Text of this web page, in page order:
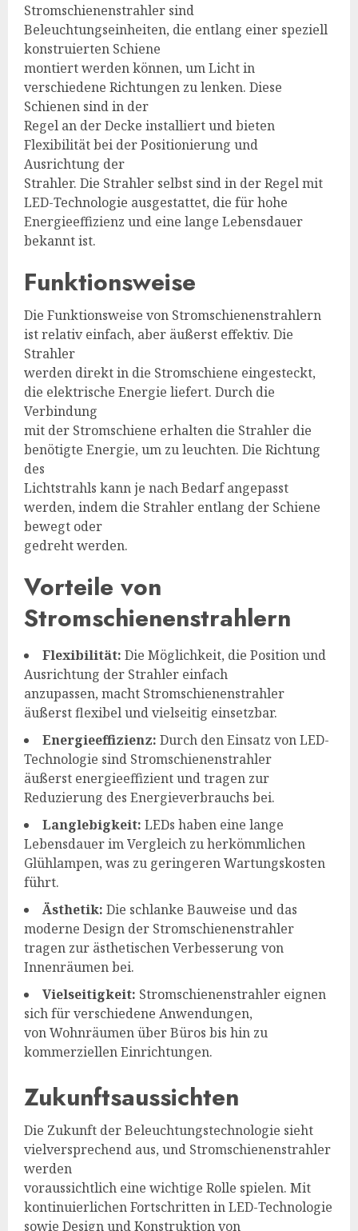
Stromschienenstrahler sind
Beleuchtungseinheiten, die entlang einer speziell
konstruierten Schiene
montiert werden können, um Licht in
verschiedene Richtungen zu lenken. Diese
Schienen sind in der
Regel an der Decke installiert und bieten
Flexibilität bei der Positionierung und
Ausrichtung der
Strahler. Die Strahler selbst sind in der Regel mit
LED-Technologie ausgestattet, die für hohe
Energieeffizienz und eine lange Lebensdauer
bekannt ist.
Funktionsweise
Die Funktionsweise von Stromschienenstrahlern
ist relativ einfach, aber äußerst effektiv. Die
Strahler
werden direkt in die Stromschiene eingesteckt,
die elektrische Energie liefert. Durch die
Verbindung
mit der Stromschiene erhalten die Strahler die
benötigte Energie, um zu leuchten. Die Richtung
des
Lichtstrahls kann je nach Bedarf angepasst
werden, indem die Strahler entlang der Schiene
bewegt oder
gedreht werden.
Vorteile von
Stromschienenstrahlern
Flexibilität: Die Möglichkeit, die Position und
Ausrichtung der Strahler einfach
anzupassen, macht Stromschienenstrahler
äußerst flexibel und vielseitig einsetzbar.
Energieeffizienz: Durch den Einsatz von LED-
Technologie sind Stromschienenstrahler
äußerst energieeffizient und tragen zur
Reduzierung des Energieverbrauchs bei.
Langlebigkeit: LEDs haben eine lange
Lebensdauer im Vergleich zu herkömmlichen
Glühlampen, was zu geringeren Wartungskosten
führt.
Ästhetik: Die schlanke Bauweise und das
moderne Design der Stromschienenstrahler
tragen zur ästhetischen Verbesserung von
Innenräumen bei.
Vielseitigkeit: Stromschienenstrahler eignen
sich für verschiedene Anwendungen,
von Wohnräumen über Büros bis hin zu
kommerziellen Einrichtungen.
Zukunftsaussichten
Die Zukunft der Beleuchtungstechnologie sieht
vielversprechend aus, und Stromschienenstrahler
werden
voraussichtlich eine wichtige Rolle spielen. Mit
kontinuierlichen Fortschritten in LED-Technologie
sowie Design und Konstruktion von